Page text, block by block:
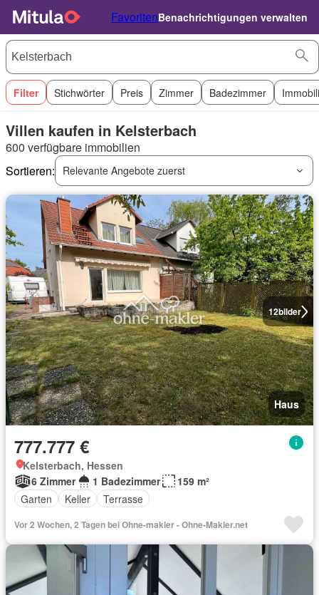
FavoritenBenachrichtigungen verwalten
Filter Stichwörter Preis Zimmer Badezimmer
Villen kaufen in Kelsterbach
600 verfügbare immobilien
Sortieren:
Relevante Angebote zuerst
12bilder
Haus
777.777 €
Kelsterbach, Hessen
6 Zimmer
1 Badezimmer
159 m²
Garten
Keller Terrasse
Vor 2 Wochen, 2 Tagen bei Ohne-makler - Ohne-Makler.net